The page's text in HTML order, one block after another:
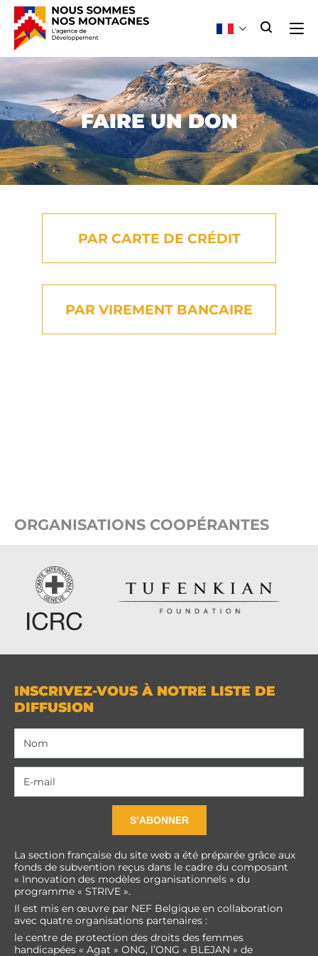
FAIRE UN DON
PAR CARTE DE CRÉDIT
PAR VIREMENT BANCAIRE
ORGANISATIONS COOPÉRANTES
INSCRIVEZ-VOUS À NOTRE LISTE DE
DIFFUSION
S’ABONNER
La section française du site web a été préparée grâce aux
fonds de subvention reçus dans le cadre du composant
« Innovation des modèles organisationnels » du
programme « STRIVE ».
Il est mis en œuvre par NEF Belgique en collaboration
avec quatre organisations partenaires :
le centre de protection des droits des femmes
handicapées « Agat » ONG, l’ONG « BLEJAN » de